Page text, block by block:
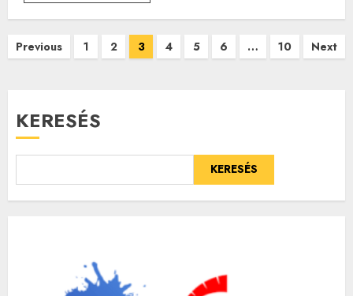
Bejegyzések
Previous 1 2 3 4 5 6 … 10 Next
KERESÉS
KERESÉS